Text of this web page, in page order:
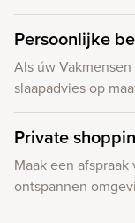
Persoonlijke
Als úw
slaapadvies op
Private
Maak een
ontspannen